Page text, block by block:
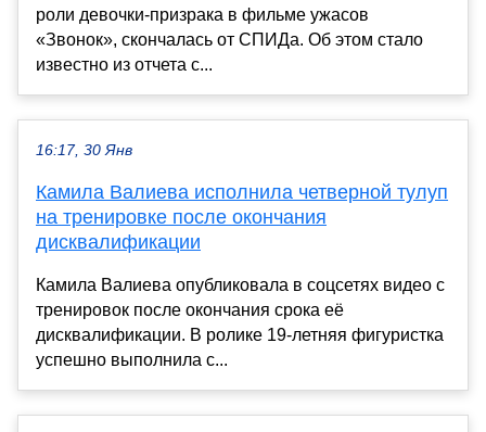
роли девочки-призрака в фильме ужасов
«Звонок», скончалась от СПИДа. Об этом стало
известно из отчета с...
16:17, 30 Янв
Камила Валиева исполнила четверной тулуп
на тренировке после окончания
дисквалификации
Камила Валиева опубликовала в соцсетях видео с
тренировок после окончания срока её
дисквалификации. В ролике 19-летняя фигуристка
успешно выполнила с...